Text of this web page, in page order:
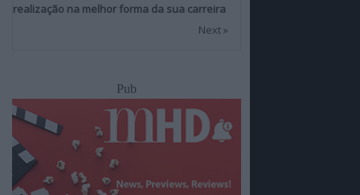
realização na melhor forma da sua carreira
Next »
Pub